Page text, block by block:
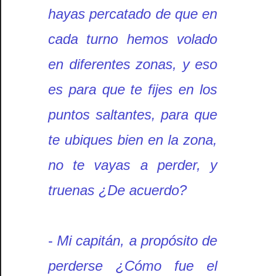
hayas percatado de que en
cada turno hemos volado
en diferentes zonas, y eso
es para que te fijes en los
puntos saltantes, para que
te ubiques bien en la zona,
no te vayas a perder, y
truenas ¿De acuerdo?
- Mi capitán, a propósito de
perderse ¿Cómo fue el